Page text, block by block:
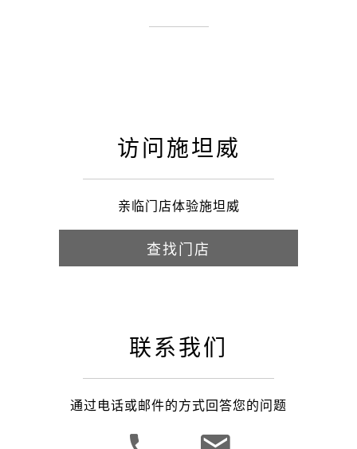
访问施坦威
亲临门店体验施坦威
查找门店
联系我们
通过电话或邮件的方式回答您的问题